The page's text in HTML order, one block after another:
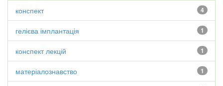
4
конспект
1
гелієва імплантація
1
конспект лекцій
1
матеріалознавство